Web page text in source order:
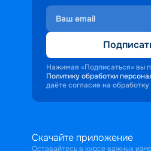
Нажимая «Подписаться» вы
Политику обработки
даёте согласие на
Скачайте приложение
Оставайтесь в курсе важных